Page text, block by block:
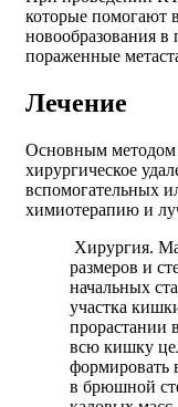
которые помогают
новообразования
пораженные
Лечение
Основным методом
хирургическое
вспомогательных
химиотерапию и
Хирургия.
размеров и
начальных
участка
прорастании
всю кишку
формировать
в брюшной